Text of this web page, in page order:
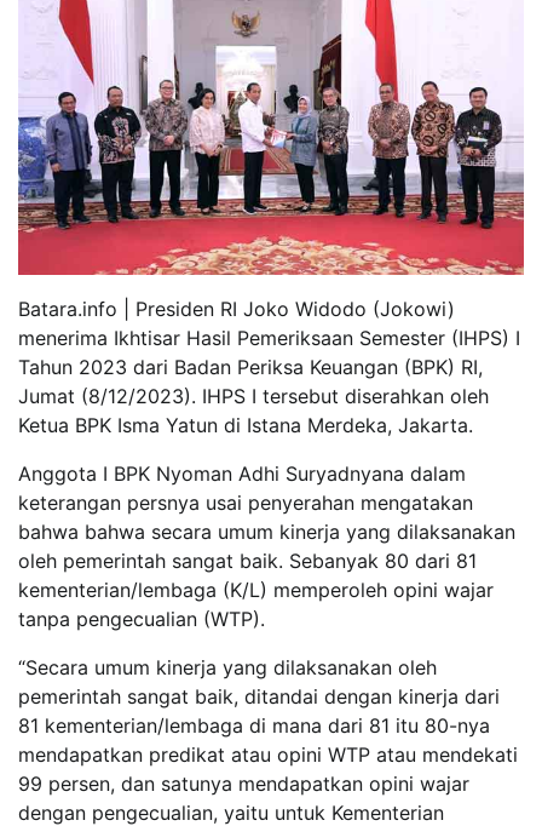
Batara.info | Presiden RI Joko Widodo (Jokowi)
menerima Ikhtisar Hasil Pemeriksaan Semester (IHPS) I
Tahun 2023 dari Badan Periksa Keuangan (BPK) RI,
Jumat (8/12/2023). IHPS I tersebut diserahkan oleh
Ketua BPK Isma Yatun di Istana Merdeka, Jakarta.
Anggota I BPK Nyoman Adhi Suryadnyana dalam
keterangan persnya usai penyerahan mengatakan
bahwa bahwa secara umum kinerja yang dilaksanakan
oleh pemerintah sangat baik. Sebanyak 80 dari 81
kementerian/lembaga (K/L) memperoleh opini wajar
tanpa pengecualian (WTP).
“Secara umum kinerja yang dilaksanakan oleh
pemerintah sangat baik, ditandai dengan kinerja dari
81 kementerian/lembaga di mana dari 81 itu 80-nya
mendapatkan predikat atau opini WTP atau mendekati
99 persen, dan satunya mendapatkan opini wajar
dengan pengecualian, yaitu untuk Kementerian